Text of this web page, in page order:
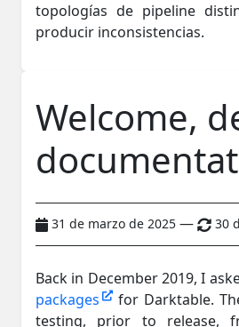
topologías de pipeline
producir inconsistencias.
Welcome,
31 de marzo de 2025 — 30
Back in December 2019, I
packages
for Darktable.
testing, prior to release,